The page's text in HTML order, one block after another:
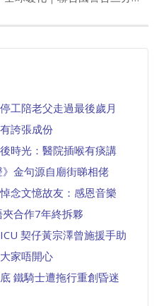
工陪老父走過最後歲月
誇張成份
時光：醫院插喉有痰講
金句源自廟街睇相佬
念文憶故友：感恩音樂
合作7年終拆夥
契仔黃宗澤曾施援手助
家唔開心
鐵騎士遭拖行重創昏迷